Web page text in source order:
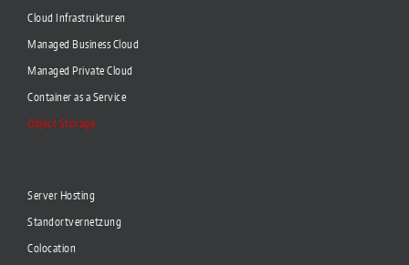
Cloud Infrastrukturen
Managed Business Cloud
Managed Private Cloud
Container as a Service
Object Storage
Server Hosting
Standortvernetzung
Colocation